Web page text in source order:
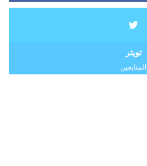
تويتر
المتابعين